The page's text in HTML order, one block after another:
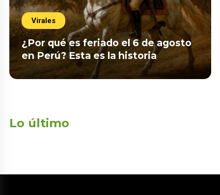
Virales
¿Por qué es feriado el 6 de agosto
en Perú? Esta es la historia
Lo último